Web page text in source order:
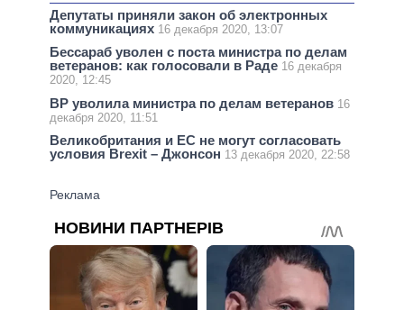
Депутаты приняли закон об электронных
коммуникациях 16 декабря 2020, 13:07
Бессараб уволен с поста министра по делам
ветеранов: как голосовали в Раде 16 декабря
2020, 12:45
ВР уволила министра по делам ветеранов 16
декабря 2020, 11:51
Великобритания и ЕС не могут согласовать
условия Brexit – Джонсон 13 декабря 2020, 22:58